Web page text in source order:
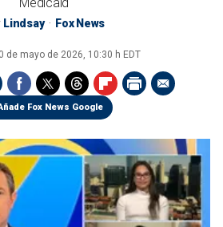
Lindsay Fox News
de mayo de 2026, 10:30 h EDT
Fox News Google